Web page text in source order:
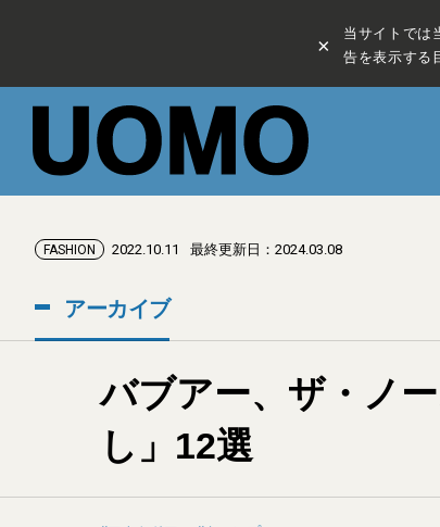
×
当サイトでは
告を表示する
FASHION 2022.10.11 最終更新日：2024.03.08
アーカイブ
バブアー、ザ・ノ
し」12選